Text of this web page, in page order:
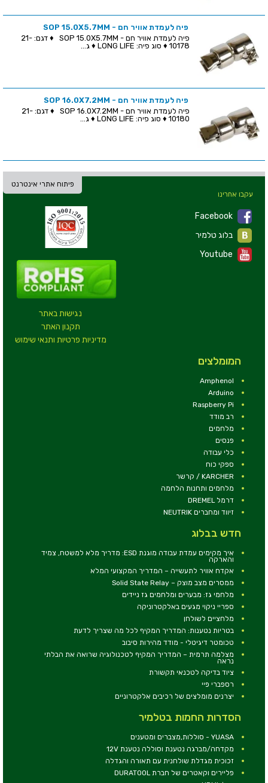
פיה לעמדת אוויר חם - SOP 15.0X5.7MM
פיה לעמדת אוויר חם - SOP 15.0X5.7MM ♦ דגם: 21-
10178 ♦ סוג פיה: LONG LIFE ♦ ג...
פיה לעמדת אוויר חם - SOP 16.0X7.2MM
פיה לעמדת אוויר חם - SOP 16.0X7.2MM ♦ דגם: 21-
10180 ♦ סוג פיה: LONG LIFE ♦ ג...
פיתוח אתרי אינטרנט
נגישות באתר
תקנון האתר
מדיניות פרטיות ותנאי שימוש
עקבו אחרינו
Facebook
Youtube
המומלצים
Amphenol
Arduino
Raspberry Pi
רב מודד
מלחמים
פנסים
כלי עבודה
ספקי כוח
KARCHER / קרשר
מלחמים ותחנות הלחמה
דרמל DREMEL
זיווד ומחברים NEUTRIK
חדש בבלוג
איך מקימים עמדת עבודה מוגנת ESD: מדריך מלא למשטח, צמיד
והארקה
אקדח אוויר לתעשייה – המדריך המקצועי המלא
ממסרים מצב מוצק – Solid State Relay
מלחמי גז: מבערים ומלחמים גז ניידים
ספריי ניקוי מגעים באלקטרוניקה
מלחציים לשולחן
בטריות נטענות: המדריך המקיף לכל מה שצריך לדעת
טכומטר דיגיטלי - מודד מהירות סיבוב
מצלמה תרמית – המדריך המקיף לטכנולוגיה שרואה את הבלתי
נראה
ציוד בדיקה לטכנאי תקשורת
רספברי פיי
יצרנים מומלצים של רכיבים אלקטרוניים
הסדרות החמות בטלמיר
YUASA - סוללות,מצברים ומטענים
מקדחה/מברגה נטענת וסוללה נטענת 12V
זכוכית מגדלת שולחנית עם תאורה והגדלה
פליירים וקאטרים של חברת DURATOOL